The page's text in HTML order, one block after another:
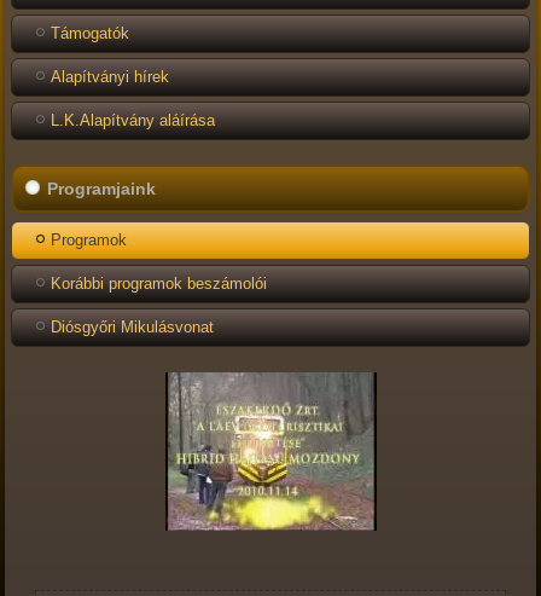
Támogatók
Alapítványi hírek
L.K.Alapítvány aláírása
Programjaink
Programok
Korábbi programok beszámolói
Diósgyőri Mikulásvonat